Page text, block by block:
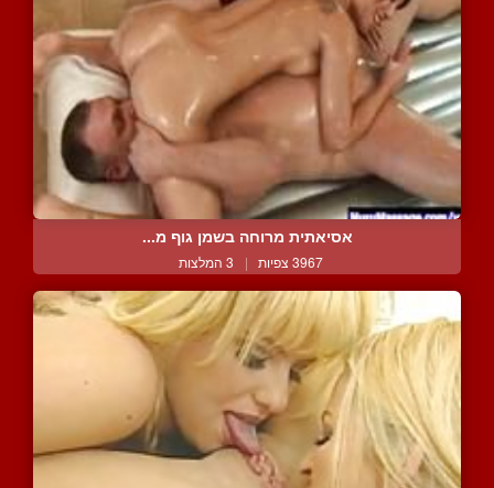
אסיאתית מרוחה בשמן גוף מ...
3967 צפיות | 3 המלצות